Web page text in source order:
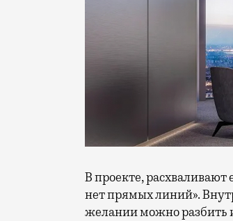
В проекте,
нет прямых линий».
желании можно разбить